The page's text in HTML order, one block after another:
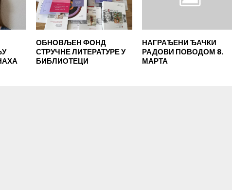
ОБНОВЉЕН ФОНД
СТРУЧНЕ ЛИТЕРАТУРЕ У
БИБЛИОТЕЦИ
НАГРАЂЕНИ ЂАЧКИ
РАДОВИ ПОВОДОМ 8.
МАРТА